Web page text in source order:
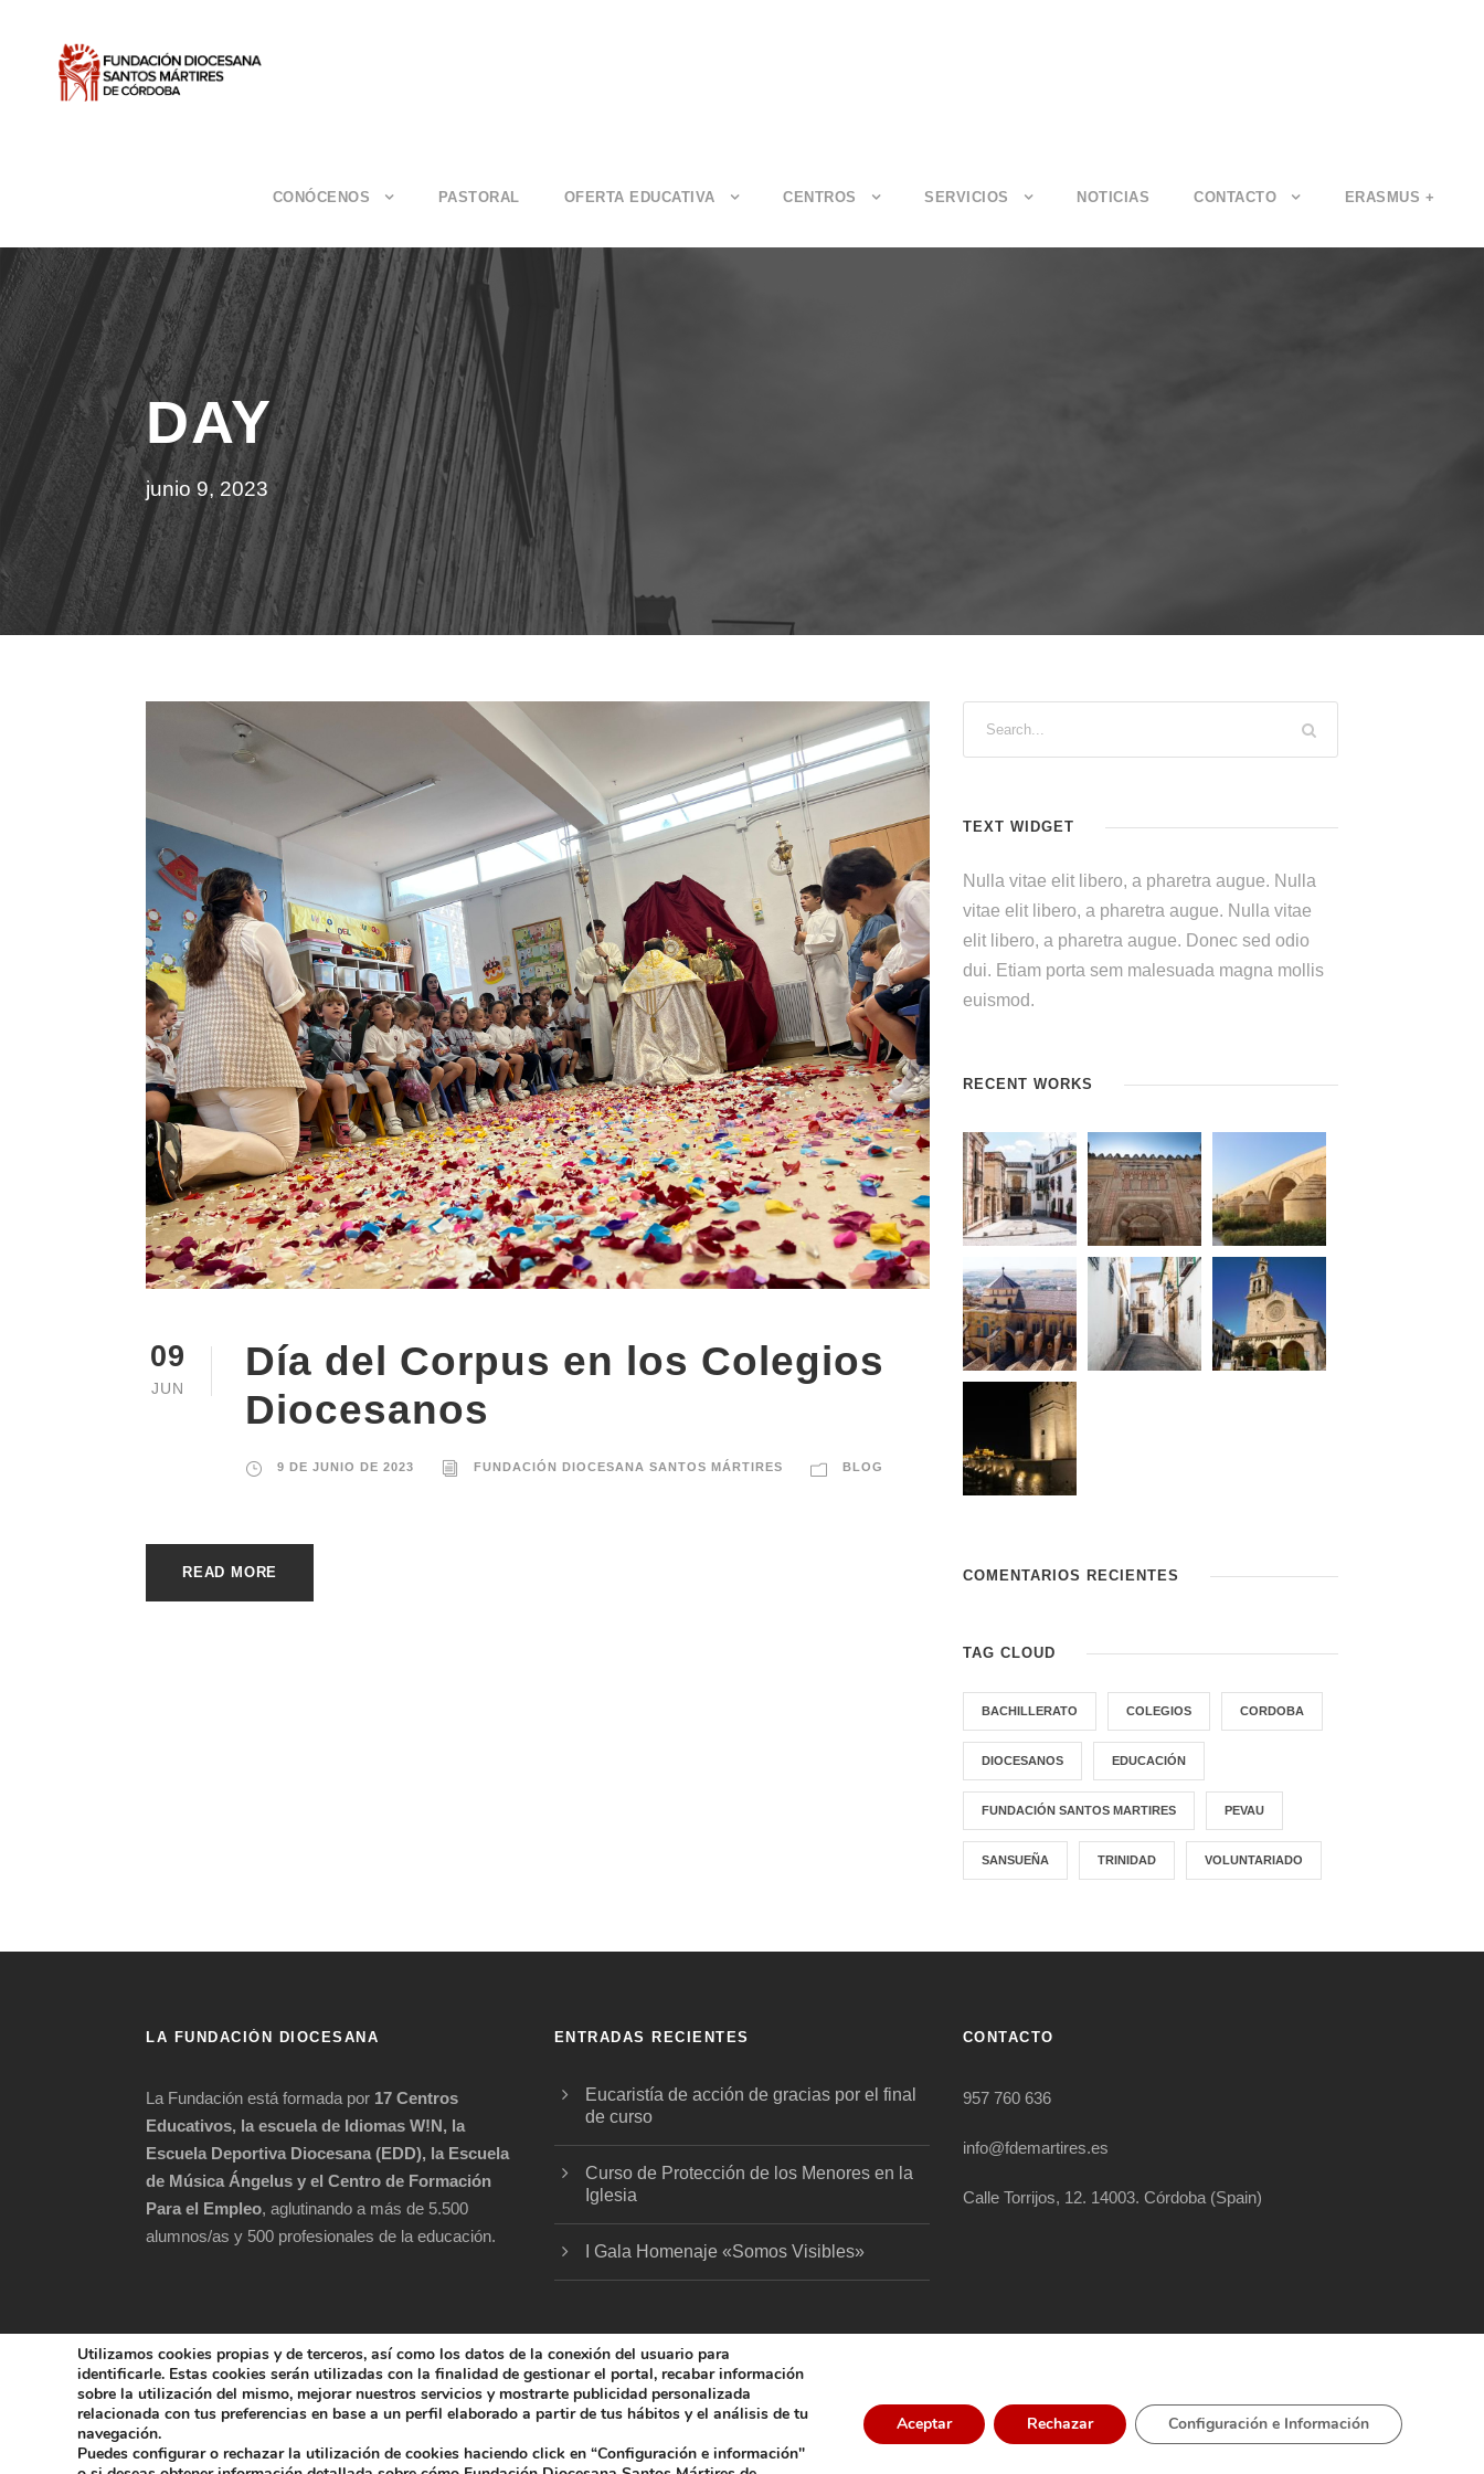
CONÓCENOS PASTORAL OFERTA EDUCATIVA CENTROS SERVICIOS NOTICIAS CONTACTO ERASMUS +
DAY
junio 9, 2023
09
JUN
Día del Corpus en los Colegios
Diocesanos
9 DE JUNIO DE 2023 FUNDACIÓN DIOCESANA SANTOS MÁRTIRES BLOG
READ MORE
TEXT WIDGET
Nulla vitae elit libero, a pharetra augue. Nulla
vitae elit libero, a pharetra augue. Nulla vitae
elit libero, a pharetra augue. Donec sed odio
dui. Etiam porta sem malesuada magna mollis
euismod.
RECENT WORKS
COMENTARIOS RECIENTES
TAG CLOUD
BACHILLERATO COLEGIOS CORDOBA
DIOCESANOS EDUCACIÓN
FUNDACIÓN SANTOS MARTIRES PEVAU
SANSUEÑA TRINIDAD VOLUNTARIADO
LA FUNDACIÓN DIOCESANA
La Fundación está formada por 17 Centros
Educativos, la escuela de Idiomas W!N, la
Escuela Deportiva Diocesana (EDD), la Escuela
de Música Ángelus y el Centro de Formación
Para el Empleo, aglutinando a más de 5.500
alumnos/as y 500 profesionales de la educación.
ENTRADAS RECIENTES
Eucaristía de acción de gracias por el final
de curso
Curso de Protección de los Menores en la
Iglesia
I Gala Homenaje «Somos Visibles»
CONTACTO
957 760 636
info@fdemartires.es
Calle Torrijos, 12. 14003. Córdoba (Spain)
COPYRIGHT 2025 FUNDACIÓN DIOCESANA SANTOS MÁRTIRES, ALL RIGHT RESERVED
POLÍTICA DE COOKIES AVISO LEGAL POLÍTICA DE PRIVACIDAD
Utilizamos cookies propias y de terceros, así como los datos de la conexión del usuario para
identificarle. Estas cookies serán utilizadas con la finalidad de gestionar el portal, recabar información
sobre la utilización del mismo, mejorar nuestros servicios y mostrarte publicidad personalizada
relacionada con tus preferencias en base a un perfil elaborado a partir de tus hábitos y el análisis de tu
navegación.
Puedes configurar o rechazar la utilización de cookies haciendo click en “Configuración e información"
Aceptar Rechazar Configuración e Información